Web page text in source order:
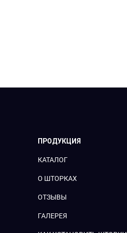
ПРОДУКЦИЯ
КАТАЛОГ
О ШТОРКАХ
ОТЗЫВЫ
ГАЛЕРЕЯ